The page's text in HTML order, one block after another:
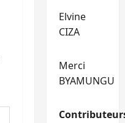
Elvine
CIZA
Merci
BYAMUNGU